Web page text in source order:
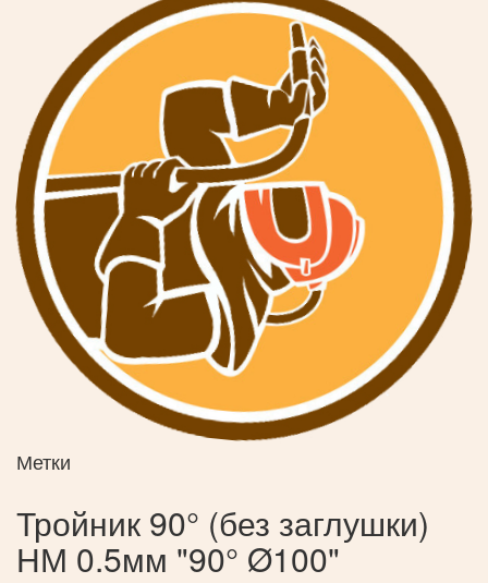
Метки
Тройник 90° (без заглушки)
НМ 0.5мм "90° Ø100"